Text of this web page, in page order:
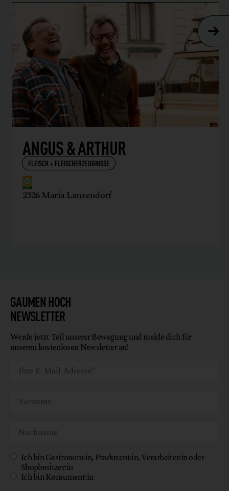
ANGUS & ARTHUR
FLEISCH + FLEISCHERZEUGNISSE
2326 Maria Lanzendorf
GAUMEN HOCH
NEWSLETTER
Werde jetzt Teil unserer Bewegung und melde dich für
unseren kostenlosen Newsletter an!
Ich bin Gastronom:in, Produzent:in, Verarbeiter:in oder
Shopbesitzer:in
Ich bin Konsument:in